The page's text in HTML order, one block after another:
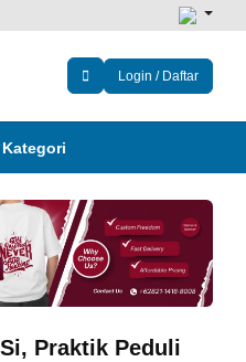
Login / Daftar
Kategori
Praktik Peduli